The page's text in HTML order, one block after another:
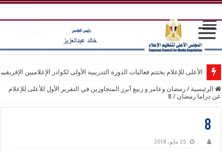
الأعلى للإعلام يختتم فعاليات الدورة التدريبية الأولى لكوادر الإعلاميين
الرئيسية / رمضان وعامر و ربيع أبرز المتجاوزين في التقرير الأول للأعلى للإعلام
عن دراما رمضان /
8
8
25 مايو، 2018